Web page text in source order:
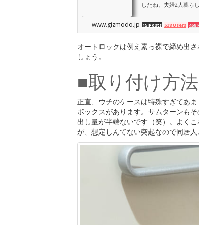
したね。夫婦2人暮ら
www.gizmodo.jp 15 Posts 538 Users 468
オートロックは例え素っ裸で締め出
しょう。
■取り付け方法
正直、ウチのケースは特殊すぎてあ
ボックスがあります。サムターンも
出し量が半端ないです（笑）。よく
が、想定しんてない突起なので同居